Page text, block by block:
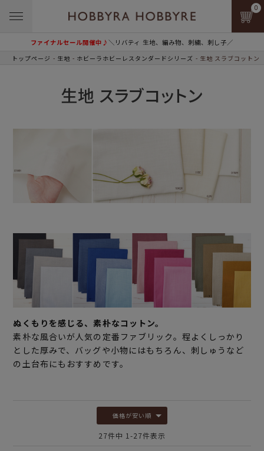
ファイナルセール開催中♪＼リバティ 生地、編み物、刺繍、刺し子／
0
トップページ 生地 ホビーラホビーレスタンダードシリーズ 生地 スラブコットン
生地 スラブコットン
ぬくもりを感じる、素朴なコットン。
素朴な風合いが人気の定番ファブリック。程よくしっかり
とした厚みで、バッグや小物にはもちろん、刺しゅうなど
の土台布にもおすすめです。
価格が安い順
27件中 1 -27件表示